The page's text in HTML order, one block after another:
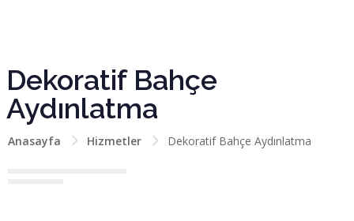
Dekoratif Bahçe
Aydınlatma
Anasayfa Hizmetler Dekoratif Bahçe Aydınlatma